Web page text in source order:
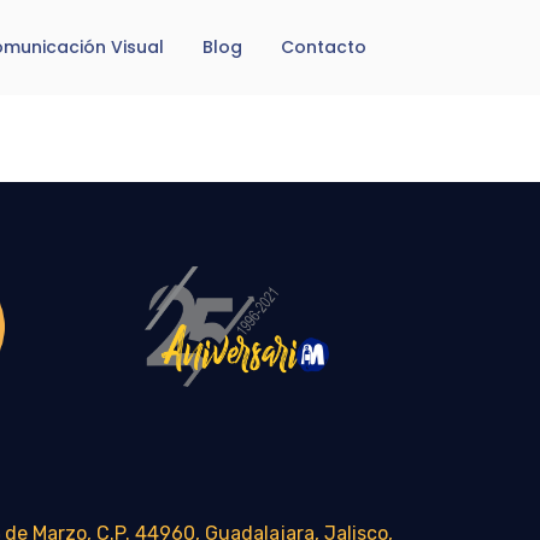
Visual Blog Contacto
Marzo, C.P. 44960, Guadalajara, Jalisco,